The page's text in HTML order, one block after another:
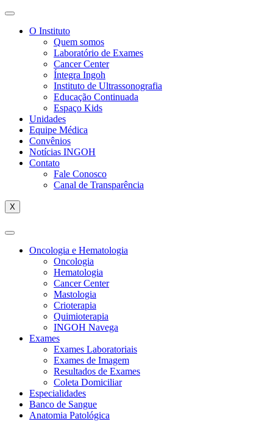
O Instituto
Quem somos
Laboratório de Exames
Cancer Center
Íntegra Ingoh
Instituto de Ultrassonografia
Educação Continuada
Espaço Kids
Unidades
Equipe Médica
Convênios
Notícias INGOH
Contato
Fale Conosco
Canal de Transparência
X
Oncologia e Hematologia
Oncologia
Hematologia
Cancer Center
Mastologia
Crioterapia
Quimioterapia
INGOH Navega
Exames
Exames Laboratoriais
Exames de Imagem
Resultados de Exames
Coleta Domiciliar
Especialidades
Banco de Sangue
Anatomia Patológica